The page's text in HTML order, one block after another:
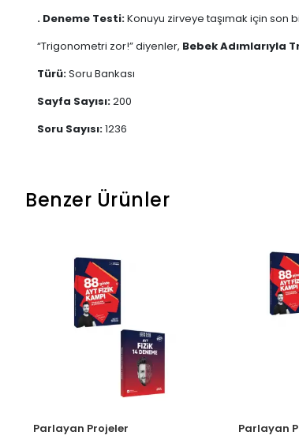
. Deneme Testi:Konuyu zirveye taşımak için son
“Trigonometri zor!” diyenler, Bebek Adımlarıyla
Türü:Soru Bankası
Sayfa Sayısı:200
Soru Sayısı:1236
Benzer Ürünler
Parlayan Projeler Parlayan